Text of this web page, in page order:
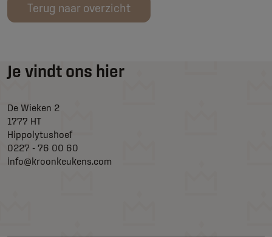
Terug naar overzicht
Je vindt ons hier
De Wieken 2
1777 HT
Hippolytushoef
0227 - 76 00 60
info@kroonkeukens.com